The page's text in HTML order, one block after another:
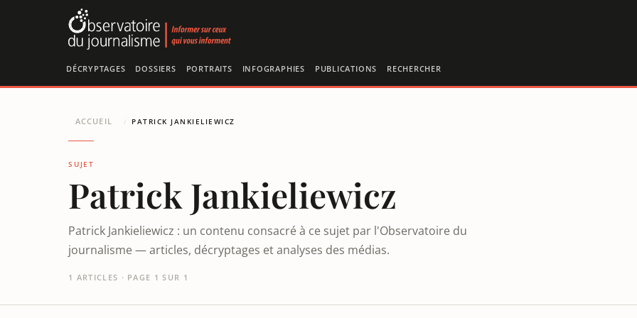
DÉCRYPTAGES DOSSIERS PORTRAITS INFOGRAPHIES PUBLICATIONS RECHERCHER
ACCUEIL / PATRICK JANKIELIEWICZ
SUJET
Patrick Jankieliewicz
Patrick Jankieliewicz : un contenu consacré à ce sujet par l'Observatoire du
journalisme — articles, décryptages et analyses des médias.
1 ARTICLES · PAGE 1 SUR 1
Panneau de gestion des cookies